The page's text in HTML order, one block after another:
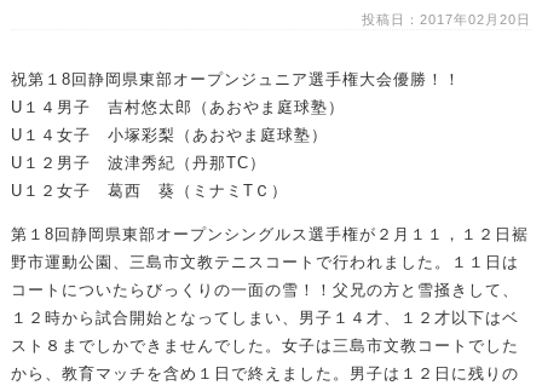
投稿日：2017年02月20日
祝第１8回静岡県東部オープンジュニア選手権大会優勝！！
U１４男子 吉村悠太郎（あおやま庭球塾）
U１４女子 小塚彩梨（あおやま庭球塾）
U１２男子 波津秀紀（丹那TC）
U１２女子 葛西 葵（ミナミTＣ）
第１8回静岡県東部オープンシングルス選手権が２月１１，１２日裾
野市運動公園、三島市文教テニスコートで行われました。１１日は
コートについたらびっくりの一面の雪！！父兄の方と雪掻きして、
１２時から試合開始となってしまい、男子１４才、１２才以下はベ
スト８までしかできませんでした。女子は三島市文教コートでした
から、教育マッチを含め１日で終えました。男子は１２日に残りの